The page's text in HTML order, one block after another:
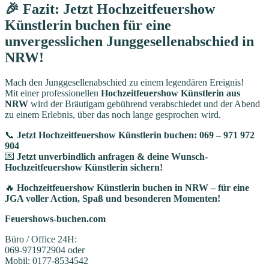
🎉 Fazit: Jetzt Hochzeitfeuershow
Künstlerin buchen für eine
unvergesslichen Junggesellenabschied in
NRW!
Mach den Junggesellenabschied zu einem legendären Ereignis!
Mit einer professionellen Hochzeitfeuershow Künstlerin aus
NRW wird der Bräutigam gebührend verabschiedet und der Abend
zu einem Erlebnis, über das noch lange gesprochen wird.
📞 Jetzt Hochzeitfeuershow Künstlerin buchen: 069 – 971 972
904
💌 Jetzt unverbindlich anfragen & deine Wunsch-
Hochzeitfeuershow Künstlerin sichern!
🔥 Hochzeitfeuershow Künstlerin buchen in NRW – für eine
JGA voller Action, Spaß und besonderen Momenten!
Feuershows-buchen.com
Büro / Office 24H:
069-971972904 oder
Mobil: 0177-8534542